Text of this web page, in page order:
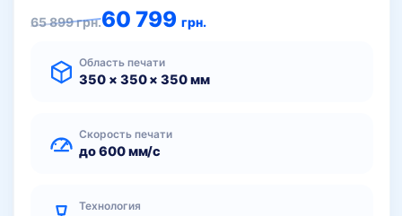
65 899грн.
Первоначальная
цена
899 грн..
60 799 грн.
Текущая
цена:
799 грн..Область печати
350 × 350 × 350 мм
Скорость печати
до 600 мм/с
Технология